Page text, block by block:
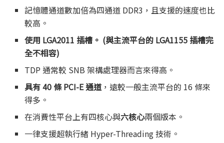
記憶體通道數加倍為四通道 DDR3，且支援的速度也比
較高。
使用 LGA2011 插槽。 (與主流平台的 LGA1155 插槽完
全不相容)
TDP 通常較 SNB 架構處理器而言來得高。
具有 40 條 PCI-E 通道，遠較一般主流平台的 16 條來
得多。
在消費性平台上有四核心與六核心兩個版本。
一律支援超執行緒 Hyper-Threading 技術。